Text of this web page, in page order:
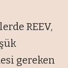
REEV,
gereken